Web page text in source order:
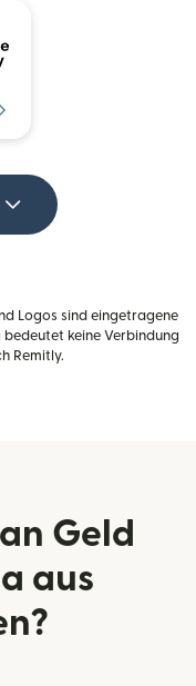
Logos sind eingetragene
bedeutet keine Verbindung
Remitly.
Geld
aus